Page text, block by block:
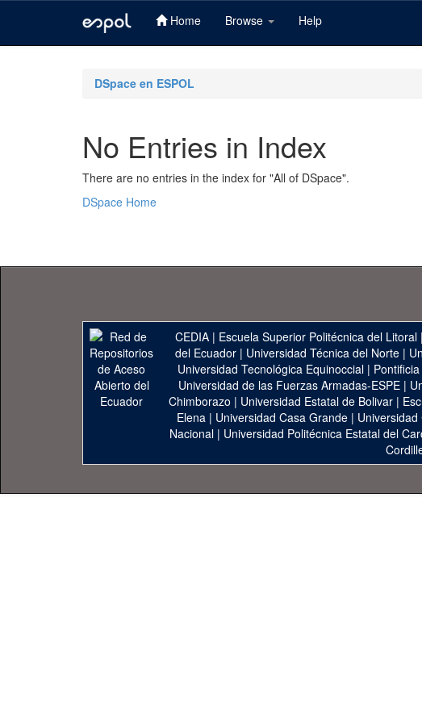
Home Browse Help
DSpace en ESPOL
No Entries in Index
There are no entries in the index for "All of DSpace".
DSpace Home
CEDIA | Escuela Superior Politécnica del Litoral |
del Ecuador| Universidad Técnica del Norte|
Universidad Tecnológica Equinoccial|
Universidad de las Fuerzas Armadas-ESPE |
Chimborazo | Universidad Estatal de Bolivar|
Elena | Universidad Casa Grande |
Nacional | Universidad Politécnica Estatal del